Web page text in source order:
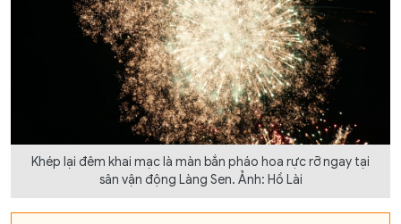
Khép lại đêm khai mạc là màn bắn pháo hoa rực rỡ ngay tại
sân vận động Làng Sen. Ảnh: Hồ Lài